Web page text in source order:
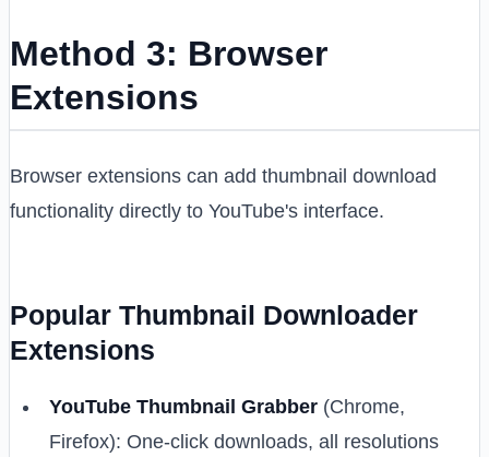
Method 3: Browser
Extensions
Browser extensions can add thumbnail download
functionality directly to YouTube's interface.
Popular Thumbnail Downloader
Extensions
YouTube Thumbnail Grabber (Chrome,
Firefox): One-click downloads, all resolutions